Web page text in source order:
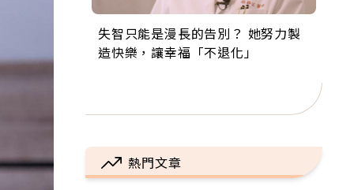
失智只能是漫長的告別？ 她努力製
造快樂，讓幸福「不退化」
來自剛果的巧克力神父 為台灣奉獻
36年 「台灣是我的家，我連作夢都
63歲卸矽谷副總、搬回台灣找快
樂！「蛋黃哥小丑」走進安養院，
104歲打破金氏世界紀錄 成為全球
最年長羽球選手，分享長壽的秘密
事業巔峰他選擇追夢…黑手阿伯拉
小提琴還登上小巨蛋！連CNN都大
熱門文章